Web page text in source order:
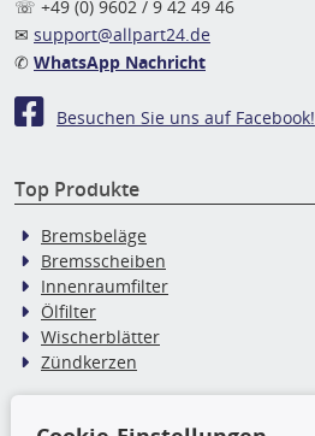
☏ +49 (0) 9602 / 9 42 49 46
✉ support@allpart24.de
✆ WhatsApp Nachricht
Besuchen Sie uns auf Facebook!
Top Produkte
Bremsbeläge
Bremsscheiben
Innenraumfilter
Ölfilter
Wischerblätter
Zündkerzen